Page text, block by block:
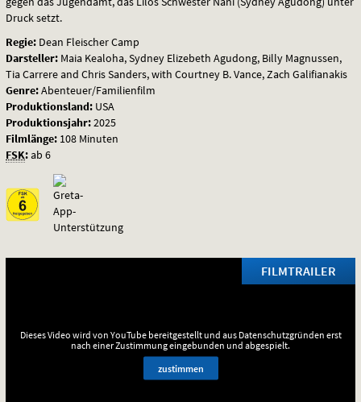
Druck setzt.
Regie: Dean Fleischer Camp
Darsteller: Maia Kealoha, Sydney Elizebeth Agudong, Billy Magnussen,
Tia Carrere and Chris Sanders, with Courtney B. Vance, Zach Galifianakis
Genre:Abenteuer/Familienfilm
Produktionsland: USA
Produktionsjahr:2025
Filmlänge: 108 Minuten
FSK:ab 6
FILMTRAILER
Dieses Video wird von YouTube bereitgestellt und aus Datenschutzgründen erst
nach einer Zustimmung eingebunden und abgespielt.
zustimmen